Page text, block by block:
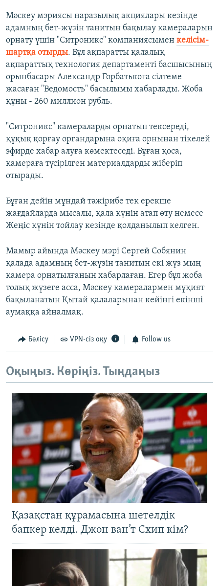
Мәскеу мэриясы наразылық акциялары кезінде
адамның бет-жүзін танитын бақылау камераларын
орнату үшін "Ситроникс" компаниясымен келісім-
шартқа отырды. Бұл ақпаратты қалалық
ақпараттық технология департаменті басшысының
орынбасары Александр Горбатькоға сілтеме
жасаған "Ведомость" басылымы хабарлады. Жоба
құны - 260 миллион рубль.
"Ситроникс" камераларды орнатып тексереді,
құқық қорғау органдарына оқиға орнынан тікелей
эфирде хабар алуға көмектеседі. Бұған қоса,
камераға түсірілген материалдарды жіберіп
отырады.
Бұған дейін мұндай тәжірибе тек ерекше
жағдайларда мысалы, қала күнін атап өту немесе
Жеңіс күнін тойлау кезінде қолданылып келген.
Мамыр айында Мәскеу мэрі Сергей Собянин
қалада адамның бет-жүзін танитын екі жүз мың
камера орнатылғанын хабарлаған. Егер бұл жоба
толық жүзеге асса, Мәскеу камералармен мұқият
бақыланатын Қытай қалаларынан кейінгі екінші
аумаққа айналмақ.
Бөлісу VPN-сіз оқу Follow us
Оқыңыз. Көріңіз. Тыңдаңыз
Қазақстан құрамасына шетелдік
бапкер келді. Джон ван’т Схип кім?